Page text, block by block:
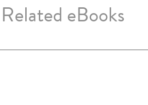
Related eBooks